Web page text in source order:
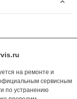
на ремонте и
сервисным
по устранению